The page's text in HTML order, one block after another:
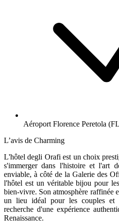
Aéroport Florence Peretola
L’avis de Charming
L'hôtel degli Orafi est un choix
s'immerger dans l'histoire et l'art
enviable, à côté de la Galerie des
l'hôtel est un véritable bijou pour
bien-vivre. Son atmosphère raffinée
un lieu idéal pour les couples et
recherche d'une expérience
Renaissance.